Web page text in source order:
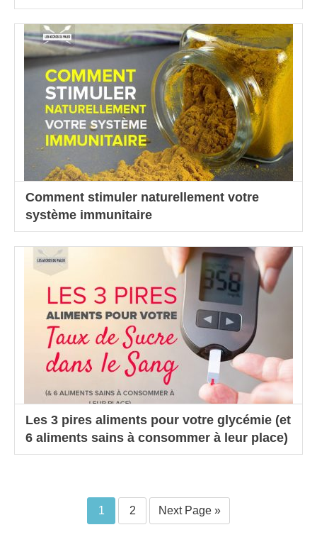
Comment stimuler naturellement votre
système immunitaire
Les 3 pires aliments pour votre glycémie (et
6 aliments sains à consommer à leur place)
1 2 Next Page »